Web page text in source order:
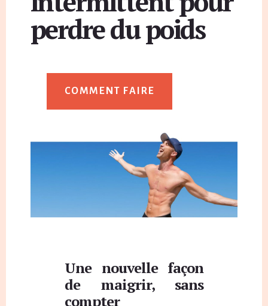
perdre du poids
COMMENT FAIRE
ContentUne nouvelle façon
de maigrir, sans
compter